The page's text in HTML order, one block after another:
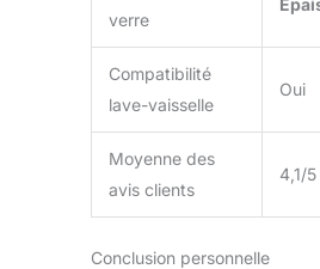
être
verre
Compatibilité
lave-vaisselle
Oui
Moyenne des
avis clients
4,1/5
Conclusion personnelle